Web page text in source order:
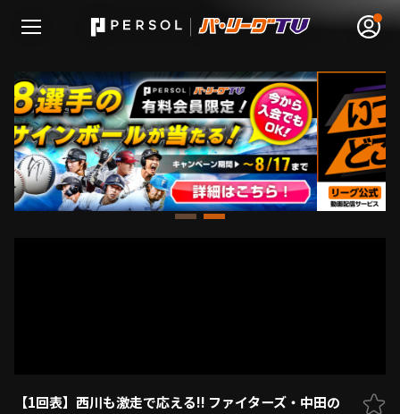
無料アカウント登録 ログイン
HOME
選手名鑑
【1回表】西川も激走で応える!! ファイターズ・中田の